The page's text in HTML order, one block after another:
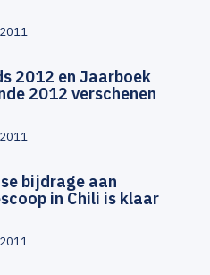
2012 en Jaarboek
2012 verschenen
bijdrage aan
in Chili is klaar